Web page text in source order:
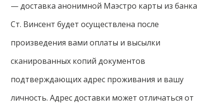
— доставка анонимной Маэстро карты из банка
Ст. Винсент будет осуществлена после
произведения вами оплаты и высылки
сканированных копий документов
подтверждающих адрес проживания и вашу
личность. Адрес доставки может отличаться от